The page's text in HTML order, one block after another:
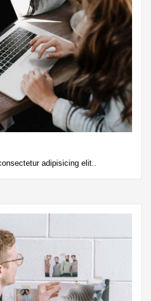
adipisicing elit..